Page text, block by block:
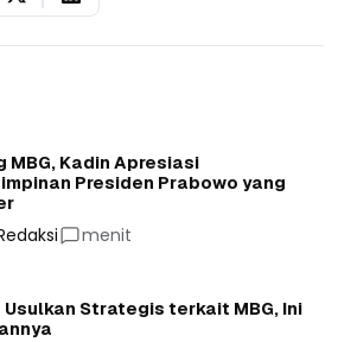
MBG, Kadin Apresiasi
Presiden Prabowo yang
menit
Usulkan Strategis terkait MBG, Ini